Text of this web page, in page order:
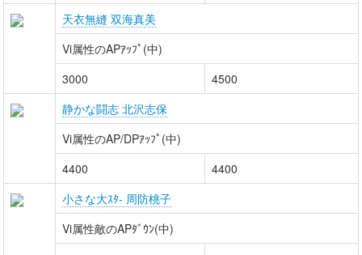
天衣無縫 双海真美
Vi属性のAPｱｯﾌﾟ(中)
3000
4500
静かな闘志 北沢志保
Vi属性のAP/DPｱｯﾌﾟ(中)
4400
4400
小さな大ｽﾀ- 周防桃子
Vi属性敵のAPﾀﾞｳﾝ(中)